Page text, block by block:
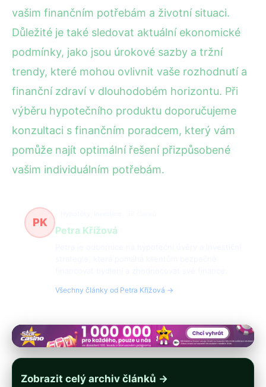
vašim finančním potřebám a životní situaci.
Důležité je také sledovat aktuální ekonomické
podmínky, jako jsou úrokové sazby a tržní
trendy, které mohou ovlivnit vaše rozhodnutí a
finanční zdraví v dlouhodobém horizontu. Při
výběru hypotečního produktu doporučujeme
konzultaci s finančním poradcem, který vám
pomůže najít optimální řešení přizpůsobené
vašim individuálním potřebám.
PK
Petra Křížová
Všechny články od Petra Křížová →
Zobrazit celý archiv článků →